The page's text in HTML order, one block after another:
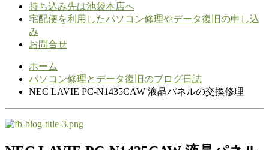
持ち込み先は池袋本店へ
宅配便を利用したパソコン修理やデータ復旧の申し込
み
お問合せ
ホーム
パソコン修理とデータ復旧のブログ日誌
NEC LAVIE PC-N1435CAW 液晶パネルの交換修理